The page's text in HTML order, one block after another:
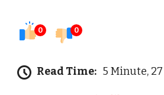
0 0
Read Time: 5 Minute,